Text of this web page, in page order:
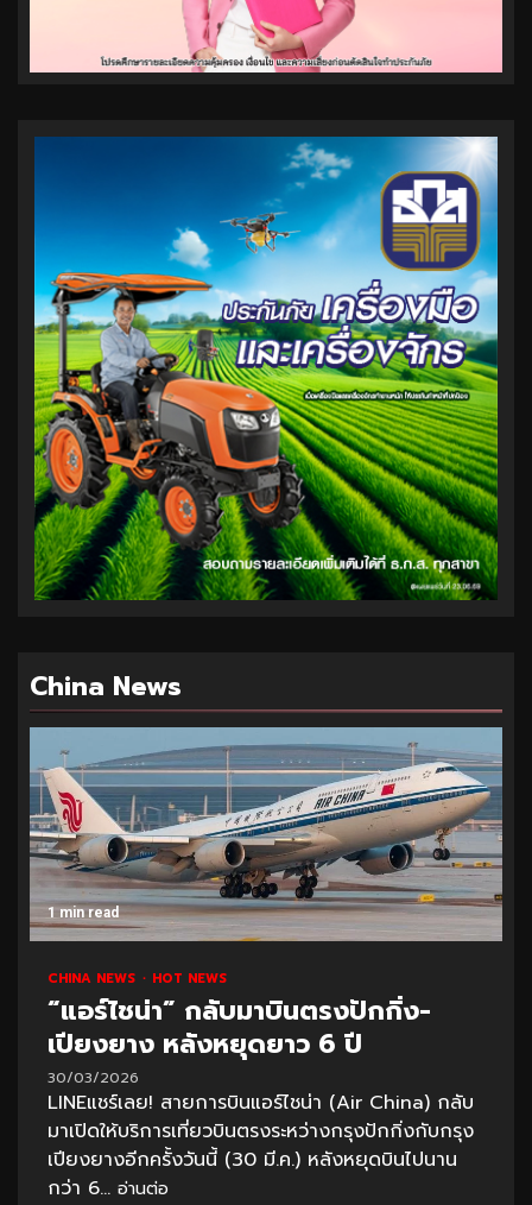
China News
1 min read
CHINA NEWS HOT NEWS
“แอร์ไชน่า” กลับมาบินตรงปักกิ่ง-
เปียงยาง หลังหยุดยาว 6 ปี
30/03/2026
LINEแชร์เลย! สายการบินแอร์ไชน่า (Air China) กลับ
มาเปิดให้บริการเที่ยวบินตรงระหว่างกรุงปักกิ่งกับกรุง
เปียงยางอีกครั้งวันนี้ (30 มี.ค.) หลังหยุดบินไปนาน
กว่า 6... อ่านต่อ